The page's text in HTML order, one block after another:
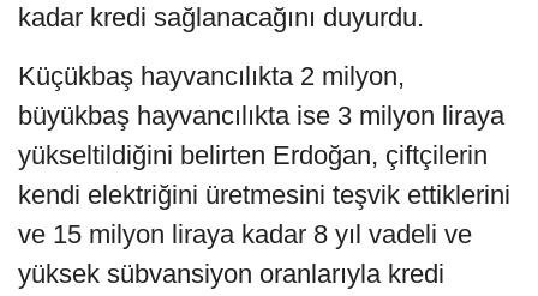
kadar kredi sağlanacağını duyurdu.
Küçükbaş hayvancılıkta 2 milyon,
büyükbaş hayvancılıkta ise 3 milyon liraya
yükseltildiğini belirten Erdoğan, çiftçilerin
kendi elektriğini üretmesini teşvik ettiklerini
ve 15 milyon liraya kadar 8 yıl vadeli ve
yüksek sübvansiyon oranlarıyla kredi